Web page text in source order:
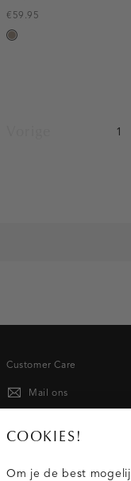
€59.95
taupe,
1
Customer Care
Mail ons
020 - 3412 667
COOKIES!
Om je de best